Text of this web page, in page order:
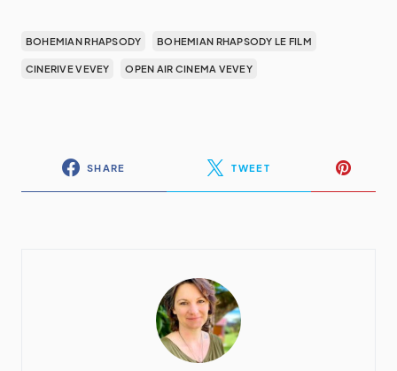
BOHEMIAN RHAPSODY BOHEMIAN RHAPSODY LE FILM
CINERIVE VEVEY OPEN AIR CINEMA VEVEY
SHARE TWEET